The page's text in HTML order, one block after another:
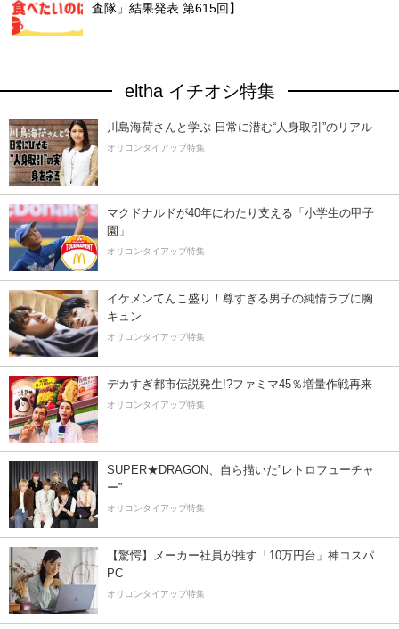
査隊」結果発表 第615回】
eltha イチオシ特集
川島海荷さんと学ぶ 日常に潜む“人身取引”のリアル
オリコンタイアップ特集
マクドナルドが40年にわたり支える「小学生の甲子
園」
オリコンタイアップ特集
イケメンてんこ盛り！尊すぎる男子の純情ラブに胸
キュン
オリコンタイアップ特集
デカすぎ都市伝説発生!?ファミマ45％増量作戦再来
オリコンタイアップ特集
SUPER★DRAGON、自ら描いた”レトロフューチャ
ー”
オリコンタイアップ特集
【驚愕】メーカー社員が推す「10万円台」神コスパ
PC
オリコンタイアップ特集